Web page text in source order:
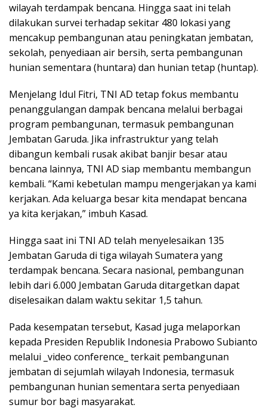
wilayah terdampak bencana. Hingga saat ini telah
dilakukan survei terhadap sekitar 480 lokasi yang
mencakup pembangunan atau peningkatan jembatan,
sekolah, penyediaan air bersih, serta pembangunan
hunian sementara (huntara) dan hunian tetap (huntap).
Menjelang Idul Fitri, TNI AD tetap fokus membantu
penanggulangan dampak bencana melalui berbagai
program pembangunan, termasuk pembangunan
Jembatan Garuda. Jika infrastruktur yang telah
dibangun kembali rusak akibat banjir besar atau
bencana lainnya, TNI AD siap membantu membangun
kembali. “Kami kebetulan mampu mengerjakan ya kami
kerjakan. Ada keluarga besar kita mendapat bencana
ya kita kerjakan,” imbuh Kasad.
Hingga saat ini TNI AD telah menyelesaikan 135
Jembatan Garuda di tiga wilayah Sumatera yang
terdampak bencana. Secara nasional, pembangunan
lebih dari 6.000 Jembatan Garuda ditargetkan dapat
diselesaikan dalam waktu sekitar 1,5 tahun.
Pada kesempatan tersebut, Kasad juga melaporkan
kepada Presiden Republik Indonesia Prabowo Subianto
melalui _video conference_ terkait pembangunan
jembatan di sejumlah wilayah Indonesia, termasuk
pembangunan hunian sementara serta penyediaan
sumur bor bagi masyarakat.